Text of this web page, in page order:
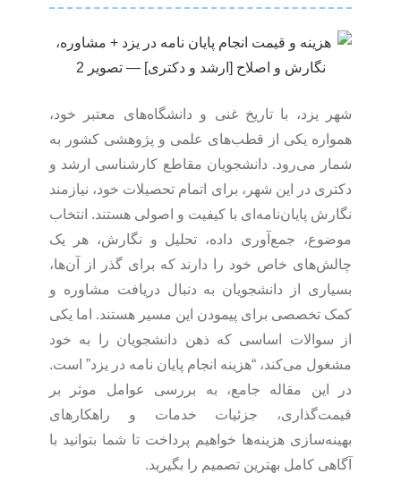
شهر یزد، با تاریخ غنی و دانشگاه‌های معتبر خود،
همواره یکی از قطب‌های علمی و پژوهشی کشور به
شمار می‌رود. دانشجویان مقاطع کارشناسی ارشد و
دکتری در این شهر، برای اتمام تحصیلات خود، نیازمند
نگارش پایان‌نامه‌ای با کیفیت و اصولی هستند. انتخاب
موضوع، جمع‌آوری داده، تحلیل و نگارش، هر یک
چالش‌های خاص خود را دارند که برای گذر از آن‌ها،
بسیاری از دانشجویان به دنبال دریافت مشاوره و
کمک تخصصی برای پیمودن این مسیر هستند. اما یکی
از سوالات اساسی که ذهن دانشجویان را به خود
مشغول می‌کند، “هزینه انجام پایان نامه در یزد” است.
در این مقاله جامع، به بررسی عوامل موثر بر
قیمت‌گذاری، جزئیات خدمات و راهکارهای
بهینه‌سازی هزینه‌ها خواهیم پرداخت تا شما بتوانید با
آگاهی کامل بهترین تصمیم را بگیرید.